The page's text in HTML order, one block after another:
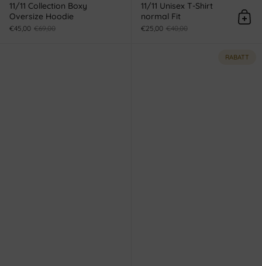
11/11 Collection Boxy
Oversize Hoodie
€45,00 €69,00
11/11 Unisex T-Shirt
normal Fit
€25,00 €40,00
In
RABATT